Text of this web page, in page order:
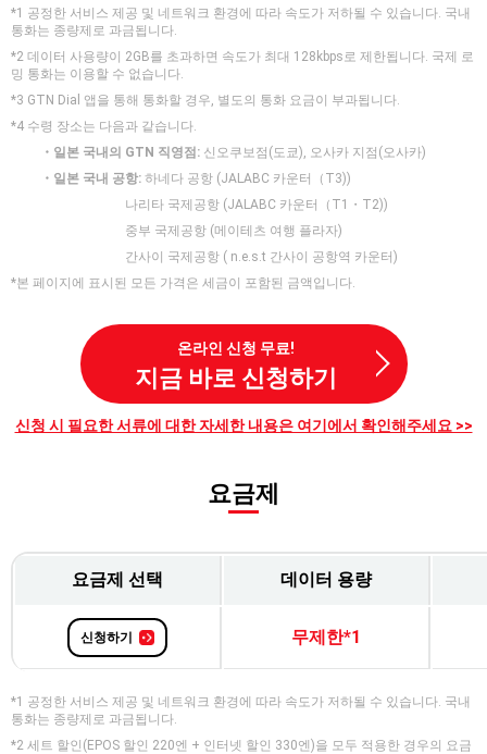
*1 공정한 서비스 제공 및 네트워크 환경에 따라 속도가 저하될 수 있습니다. 국내
통화는 종량제로 과금됩니다.
*2 데이터 사용량이 2GB를 초과하면 속도가 최대 128kbps로 제한됩니다. 국제 로
밍 통화는 이용할 수 없습니다.
*3 GTN Dial 앱을 통해 통화할 경우, 별도의 통화 요금이 부과됩니다.
*4 수령 장소는 다음과 같습니다.
・일본 국내의 GTN 직영점: 신오쿠보점(도쿄), 오사카 지점(오사카)
・일본 국내 공항: 하네다 공항 (JALABC 카운터（T3))
나리타 국제공항 (JALABC 카운터（T1・T2))
중부 국제공항 (메이테츠 여행 플라자)
간사이 국제공항 ( n.e.s.t 간사이 공항역 카운터)
*본 페이지에 표시된 모든 가격은 세금이 포함된 금액입니다.
온라인 신청 무료!
지금 바로 신청하기
신청 시 필요한 서류에 대한 자세한 내용은 여기에서 확인해주세요 >>
요금제
요금제 선택 데이터 용량
신청하기 무제한*1
*1 공정한 서비스 제공 및 네트워크 환경에 따라 속도가 저하될 수 있습니다. 국내
통화는 종량제로 과금됩니다.
*2 세트 할인(EPOS 할인 220엔 + 인터넷 할인 330엔)을 모두 적용한 경우의 요금